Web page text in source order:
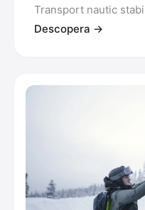
Transport nautic
Descopera →